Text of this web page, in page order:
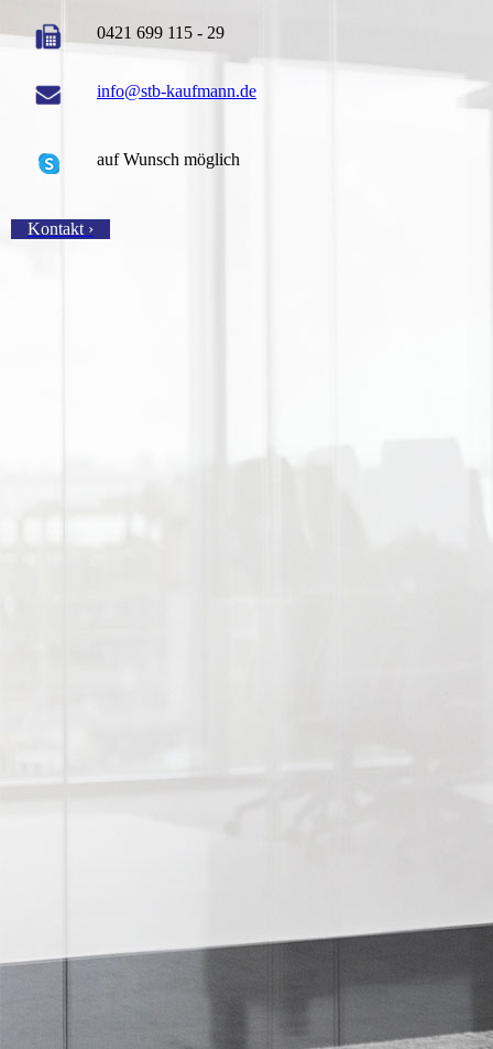
0421 699 115 - 29
info@stb-kaufmann.de
auf Wunsch möglich
Kontakt ›